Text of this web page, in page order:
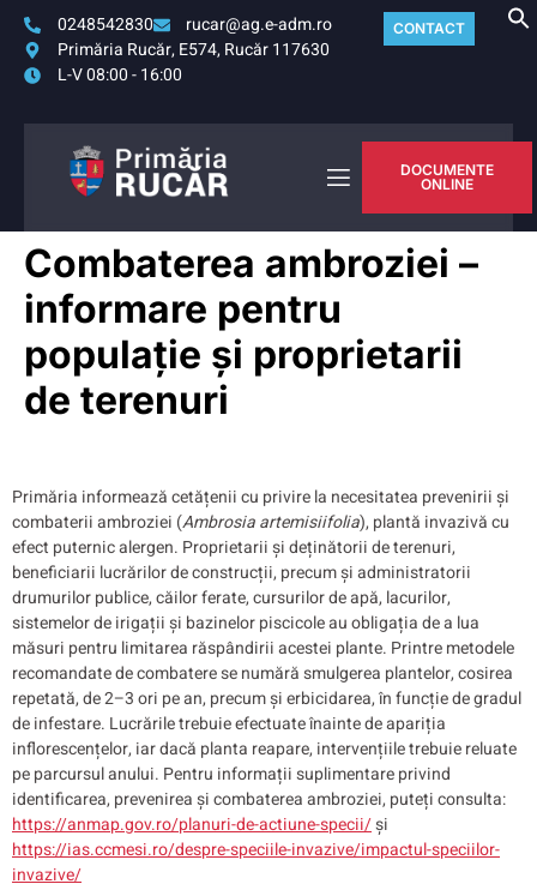
0248542830
rucar@ag.e-adm.ro
Primăria Rucăr, E574, Rucăr 117630
L-V 08:00 - 16:00
CONTACT
DOCUMENTE
ONLINE
Combaterea ambroziei –
informare pentru
populație și proprietarii
de terenuri
Primăria informează cetățenii cu privire la necesitatea prevenirii și
combaterii ambroziei (Ambrosia artemisiifolia), plantă invazivă cu
efect puternic alergen. Proprietarii și deținătorii de terenuri,
beneficiarii lucrărilor de construcții, precum și administratorii
drumurilor publice, căilor ferate, cursurilor de apă, lacurilor,
sistemelor de irigații și bazinelor piscicole au obligația de a lua
măsuri pentru limitarea răspândirii acestei plante. Printre metodele
recomandate de combatere se numără smulgerea plantelor, cosirea
repetată, de 2–3 ori pe an, precum și erbicidarea, în funcție de gradul
de infestare. Lucrările trebuie efectuate înainte de apariția
inflorescențelor, iar dacă planta reapare, intervențiile trebuie reluate
pe parcursul anului. Pentru informații suplimentare privind
identificarea, prevenirea și combaterea ambroziei, puteți consulta:
https://anmap.gov.ro/planuri-de-actiune-specii/și
https://ias.ccmesi.ro/despre-speciile-invazive/impactul-speciilor-
invazive/